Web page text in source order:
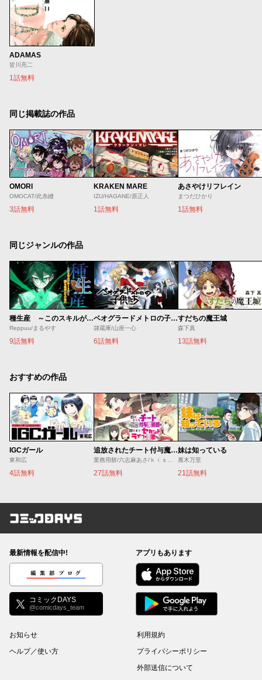
ADAMAS
皆川亮二
1話無料
同じ掲載誌の作品
OMORI
OMOCAT/此糸縫
3話無料
KRAKEN MARE
IZU/HAGANE/原正人
1話無料
あさやけリフレイン
まつだひかり
1話無料
同じジャンルの作品
種生産 ～このスキルがチートだとまだ誰も気付いていない～
Reppuu/まるやす
9話無料
ベオグラードメトロの子供たち
隷蔵庫/山座一心
6話無料
すだちの魔王城
森下真
13話無料
おすすめの作品
IGCガール
東和広
4話無料
追放されたチート付与魔術師は気ままなセカンドライフを謳歌する。 ～俺は武器だけじゃなく、あらゆるものに『強化ポイント』を付与できるし、俺の意思でいつでも効果を解除できるけど、残った人たち大丈夫？～
業務用餅/六志麻あさ/ｋｉｓｕｉ
27話無料
妹は知っている
雁木万里
21話無料
コミックDAYS
最新情報を配信中!
編集部ブログ
コミックDAYS
@comicdays_team
アプリもあります
お知らせ
ヘルプ／使い方
利用規約
プライバシーポリシー
外部送信について